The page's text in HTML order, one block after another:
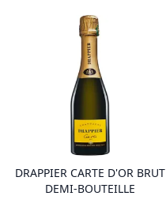
DRAPPIER CARTE D'OR BRUT
DEMI-BOUTEILLE